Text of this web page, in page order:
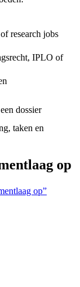
research jobs
IPLO of
dossier
taken en
op
op”